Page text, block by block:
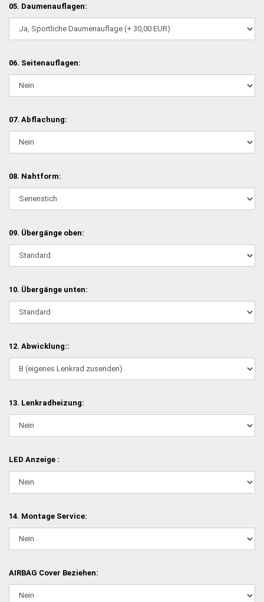
05. Daumenauflagen:
06. Seitenauflagen:
07. Abflachung:
08. Nahtform:
09. Übergänge oben:
10. Übergänge unten:
12. Abwicklung::
13. Lenkradheizung:
LED Anzeige :
14. Montage Service:
AIRBAG Cover Beziehen: